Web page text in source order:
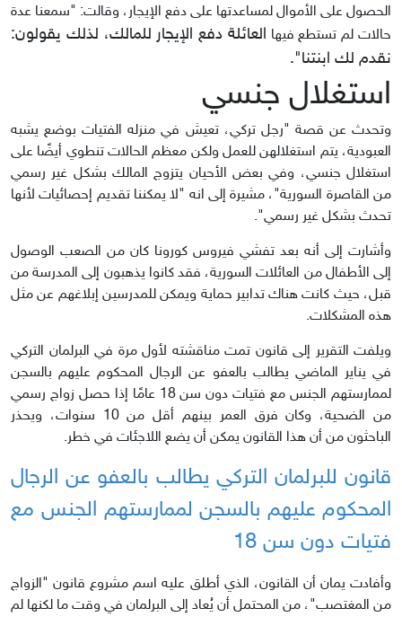
الحصول على الأموال لمساعدتها على دفع الإيجار، وقالت: "سمعنا عدة
حالات لم تستطع فيها العائلة دفع الإيجار للمالك، لذلك يقولون:
نقدم لك ابنتنا".
استغلال جنسي
وتحدث عن قصة "رجل تركي، تعيش في منزله الفتيات بوضع يشبه
العبودية، يتم استغلالهن للعمل ولكن معظم الحالات تنطوي أيضًا على
استغلال جنسي، وفي بعض الأحيان يتزوج المالك بشكل غير رسمي
من القاصرة السورية"، مشيرة إلى انه "لا يمكننا تقديم إحصائيات لأنها
تحدث بشكل غير رسمي".
وأشارت إلى أنه بعد تفشي فيروس كورونا كان من الصعب الوصول
إلى الأطفال من العائلات السورية، فقد كانوا يذهبون إلى المدرسة من
قبل، حيث كانت هناك تدابير حماية ويمكن للمدرسين إبلاغهم عن مثل
هذه المشكلات.
ويلفت التقرير إلى قانون تمت مناقشته لأول مرة في البرلمان التركي
في يناير الماضي يطالب بالعفو عن الرجال المحكوم عليهم بالسجن
لممارستهم الجنس مع فتيات دون سن 18 عامًا إذا حصل زواج رسمي
من الضحية، وكان فرق العمر بينهم أقل من 10 سنوات، ويحذر
الباحثون من أن هذا القانون يمكن أن يضع اللاجئات في خطر.
قانون للبرلمان التركي يطالب بالعفو عن الرجال
المحكوم عليهم بالسجن لممارستهم الجنس مع
فتيات دون سن 18
وأفادت يمان أن القانون، الذي أطلق عليه اسم مشروع قانون "الزواج
من المغتصب"، من المحتمل أن يُعاد إلى البرلمان في وقت ما لكنها لم